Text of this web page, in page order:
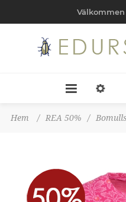
Hem / REA 50% /